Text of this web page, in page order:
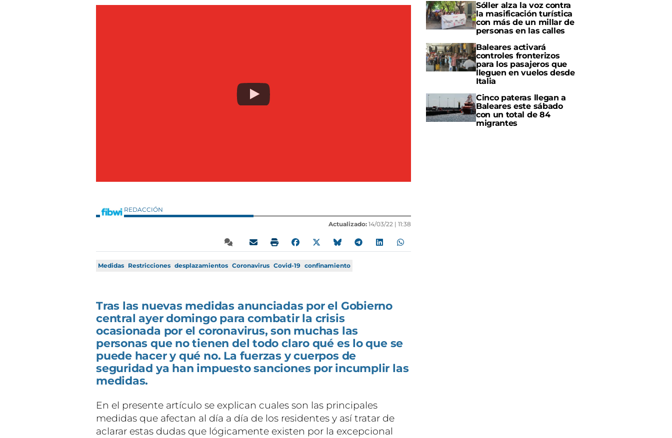
REDACCIÓN
Actualizado: 14/03/22 | 11:38
Medidas Restricciones desplazamientos Coronavirus Covid-19 confinamiento
Tras las nuevas medidas anunciadas por el Gobierno
central ayer domingo para combatir la crisis
ocasionada por el coronavirus, son muchas las
personas que no tienen del todo claro qué es lo que se
puede hacer y qué no. La fuerzas y cuerpos de
seguridad ya han impuesto sanciones por incumplir las
medidas.
En el presente artículo se explican cuales son las principales
medidas que afectan al día a día de los residentes y así tratar de
aclarar estas dudas que lógicamente existen por la excepcional
Sóller alza la voz contra
la masificación turística
con más de un millar de
personas en las calles
Baleares activará
controles fronterizos
para los pasajeros que
lleguen en vuelos desde
Italia
Cinco pateras llegan a
Baleares este sábado
con un total de 84
migrantes